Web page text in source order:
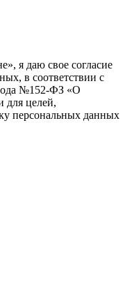
я даю свое согласие
в соответствии с
№152-ФЗ «О
для целей,
персональных данных